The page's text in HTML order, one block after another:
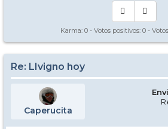
Karma: 0 - Votos positivos: 0 -
Re: LIvigno hoy
Caperucita